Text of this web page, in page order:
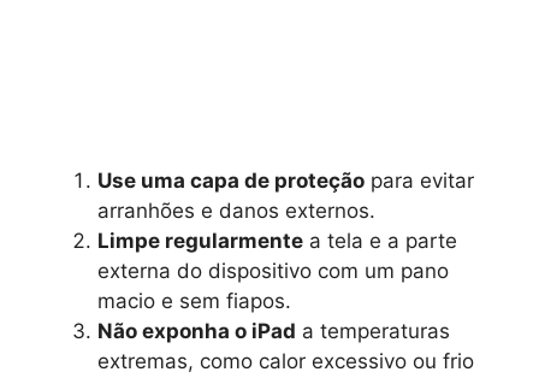
Use uma capa de proteção para evitar
arranhões e danos externos.
Limpe regularmente a tela e a parte
externa do dispositivo com um pano
macio e sem fiapos.
Não exponha o iPad a temperaturas
extremas, como calor excessivo ou frio